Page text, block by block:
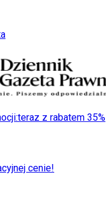
teraz z rabatem 35%
cenie!